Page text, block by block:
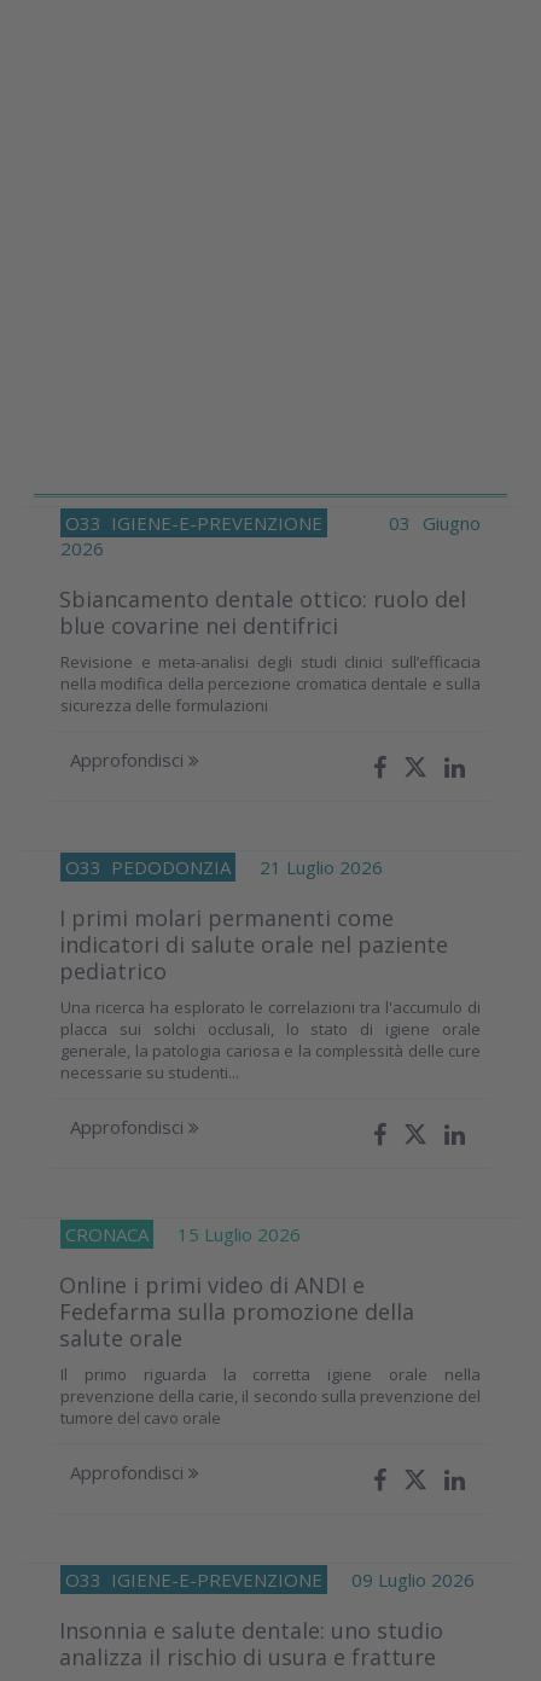
O33 IGIENE-E-PREVENZIONE
03 Giugno
2026
Sbiancamento dentale ottico: ruolo del
blue covarine nei dentifrici
Revisione e meta-analisi degli studi clinici sull’efficacia
nella modifica della percezione cromatica dentale e sulla
sicurezza delle formulazioni
Approfondisci
O33 PEDODONZIA 21 Luglio 2026
I primi molari permanenti come
indicatori di salute orale nel paziente
pediatrico
Una ricerca ha esplorato le correlazioni tra l'accumulo di
placca sui solchi occlusali, lo stato di igiene orale
generale, la patologia cariosa e la complessità delle cure
necessarie su studenti...
Approfondisci
CRONACA 15 Luglio 2026
Online i primi video di ANDI e
Fedefarma sulla promozione della
salute orale
Il primo riguarda la corretta igiene orale nella
prevenzione della carie, il secondo sulla prevenzione del
tumore del cavo orale
Approfondisci
O33 IGIENE-E-PREVENZIONE 09 Luglio 2026
Insonnia e salute dentale: uno studio
analizza il rischio di usura e fratture